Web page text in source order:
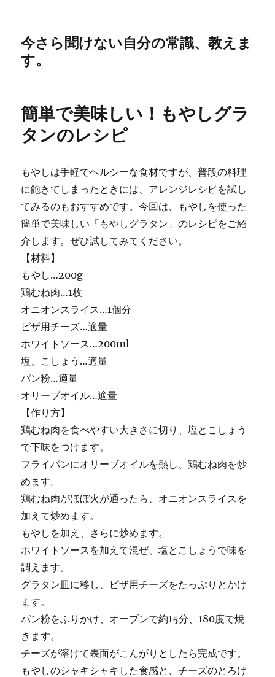
今さら聞けない自分の常識、教えま
す。
簡単で美味しい！もやしグラ
タンのレシピ
もやしは手軽でヘルシーな食材ですが、普段の料理
に飽きてしまったときには、アレンジレシピを試し
てみるのもおすすめです。今回は、もやしを使った
簡単で美味しい「もやしグラタン」のレシピをご紹
介します。ぜひ試してみてください。
【材料】
もやし…200g
鶏むね肉…1枚
オニオンスライス…1個分
ピザ用チーズ…適量
ホワイトソース…200ml
塩、こしょう…適量
パン粉…適量
オリーブオイル…適量
【作り方】
鶏むね肉を食べやすい大きさに切り、塩とこしょう
で下味をつけます。
フライパンにオリーブオイルを熱し、鶏むね肉を炒
めます。
鶏むね肉がほぼ火が通ったら、オニオンスライスを
加えて炒めます。
もやしを加え、さらに炒めます。
ホワイトソースを加えて混ぜ、塩とこしょうで味を
調えます。
グラタン皿に移し、ピザ用チーズをたっぷりとかけ
ます。
パン粉をふりかけ、オーブンで約15分、180度で焼
きます。
チーズが溶けて表面がこんがりとしたら完成です。
もやしのシャキシャキした食感と、チーズのとろけ